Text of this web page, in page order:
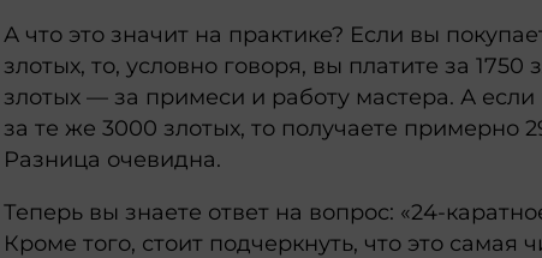
А что это значит на практике? Если вы
злотых, то, условно говоря, вы платите за 1750
злотых — за примеси и работу мастера. А если
за те же 3000 злотых, то получаете примерно
Разница очевидна.
Теперь вы знаете ответ на вопрос: «24-
Кроме того, стоит подчеркнуть, что это самая